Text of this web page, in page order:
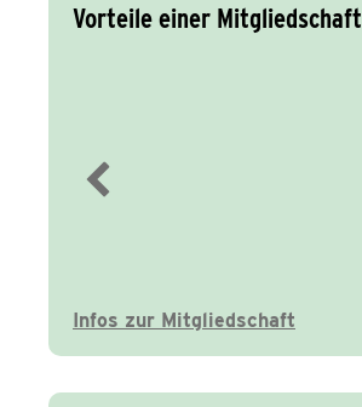
Vorteile einer Mitgliedschaft
Infos zur Mitgliedschaft